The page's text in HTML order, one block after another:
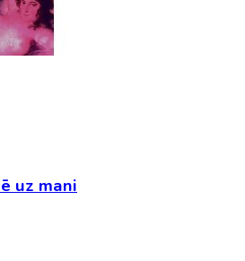
uz mani